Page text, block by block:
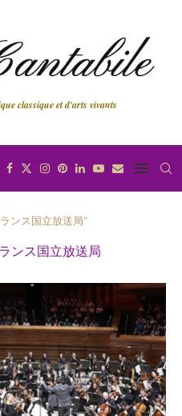
classique et d'arts vivants
ンス国立放送局"
ンス国立放送局